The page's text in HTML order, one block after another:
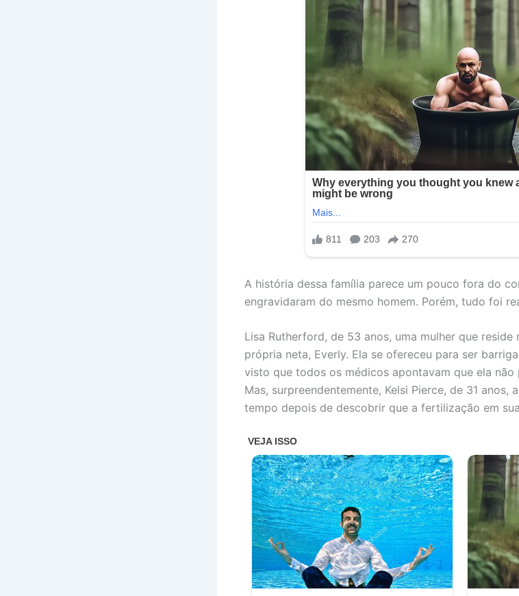
A história dessa família parece um pouco fora do
engravidaram do mesmo homem. Porém, tudo foi
Lisa Rutherford, de 53 anos, uma mulher que reside
própria neta, Everly. Ela se ofereceu para ser
visto que todos os médicos apontavam que ela não
Mas, surpreendentemente, Kelsi Pierce, de 31 anos,
tempo depois de descobrir que a fertilização em